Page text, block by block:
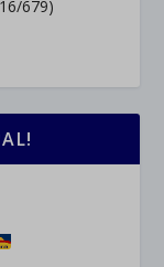
679)
sono stati